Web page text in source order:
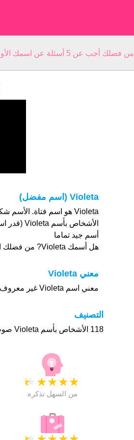
من فضلك أجب عن 5 أسئلة عن اسمك الأول: اسمك هو:
Violeta (اسم مفضل)
أسم جيد تماما
هل أسمك Violeta? من فضلك اجب على
معني Violeta
معني اسم Violeta غير معروف لنا
التصنيف
118 الأشخاص بأسم Violeta صوت على اسمائهم . من فضلك
★
★
★
★
★
من السهل تذكره